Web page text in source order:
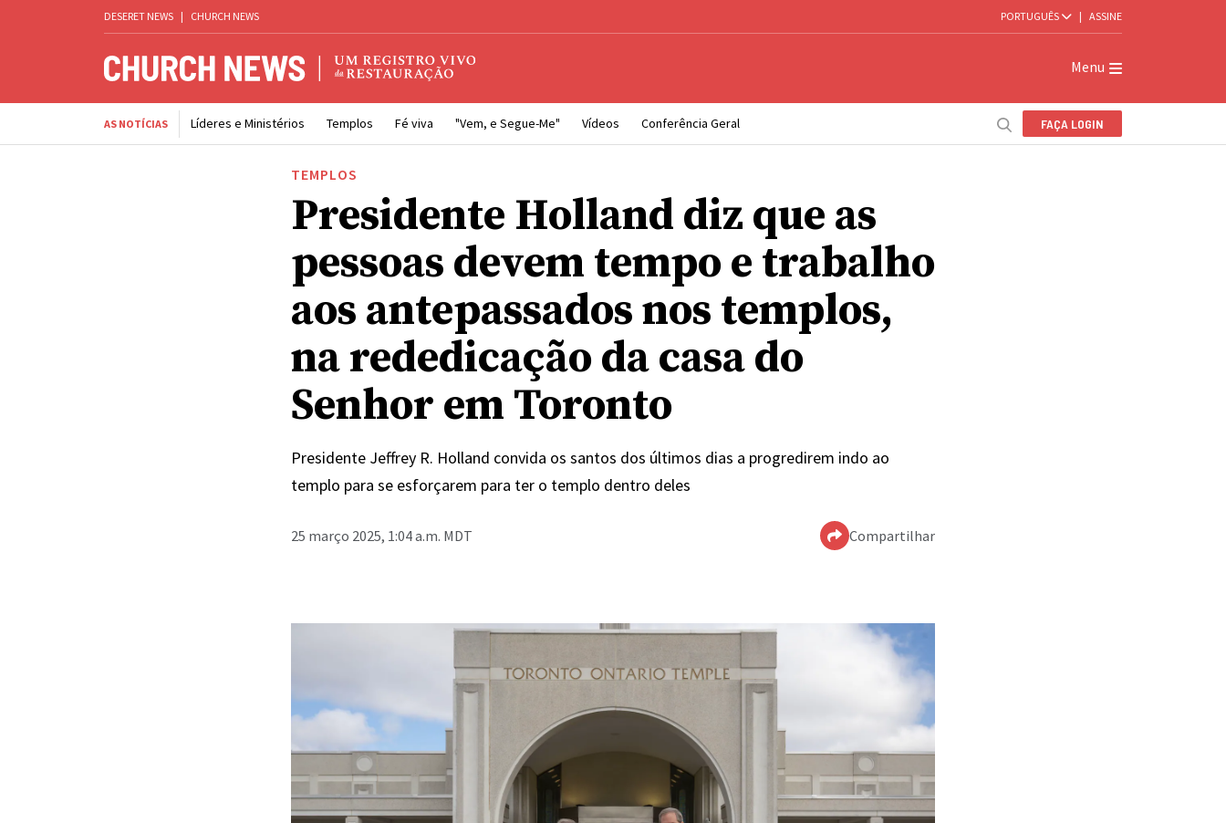
DESERET NEWS | CHURCH NEWS PORTUGUÊS | ASSINE
Menu
AS NOTÍCIAS Líderes e Ministérios Templos Fé viva "Vem, e Segue-Me" Vídeos Conferência Geral FAÇA LOGIN
TEMPLOS
Presidente Holland diz que as
pessoas devem tempo e trabalho
aos antepassados nos templos,
na rededicação da casa do
Senhor em Toronto
Presidente Jeffrey R. Holland convida os santos dos últimos dias a progredirem indo ao
templo para se esforçarem para ter o templo dentro deles
25 março 2025, 1:04 a.m. MDT Compartilhar